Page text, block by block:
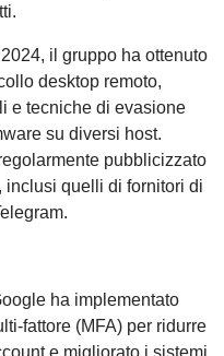
il gruppo ha ottenuto
desktop remoto,
e tecniche di evasione
su diversi host.
pubblicizzato
inclusi quelli di fornitori di
ha implementato
fattore (MFA) per ridurre
e migliorato i sistemi